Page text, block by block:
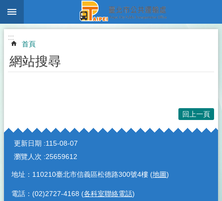
跳到主要內容區塊
:::
首頁
網站搜尋
回上一頁
:::
更新日期
115-08-07
瀏覽人次
25659612
地址：110210臺北市信義區松德路300號4樓 (地圖)
電話：(02)2727-4168 (各科室聯絡電話)